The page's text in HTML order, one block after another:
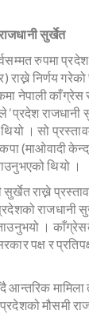
सुर्खेत
रुपमा
राख्ने निर्णय
नेपाली
‘प्रदेश राजधानी
थियो । सो
(माओवादी
थियो ।
सुर्खेत राख्ने
राजधानी
।
पक्ष र
आन्तरिक मामिला
मौसमी